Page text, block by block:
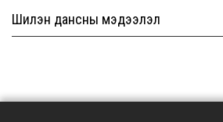
Шилэн дансны мэдээлэл